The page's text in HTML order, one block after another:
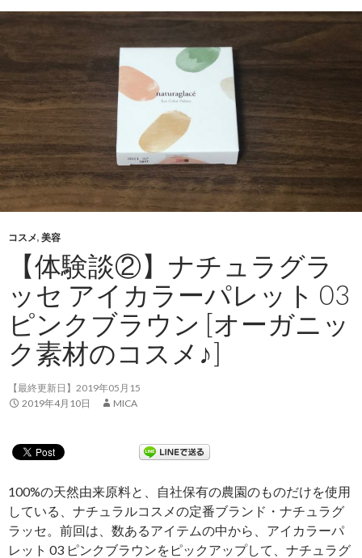
コスメ, 美容
【体験談②】ナチュラグラ
ッセ アイカラーパレット 03
ピンクブラウン [オーガニッ
ク素材のコスメ♪]
【最終更新日】2019年05月15
2019年4月10日
MICA
100%の天然由来原料と、自社保有の農園のものだけを使用
している、ナチュラルコスメの定番ブランド・ナチュラグ
ラッセ。前回は、数あるアイテムの中から、アイカラーパ
レット 03 ピンクブラウンをピックアップして、ナチュラグ